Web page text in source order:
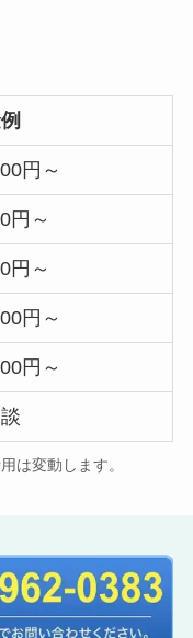
円～
円～
円～
円～
円～
は変動します。